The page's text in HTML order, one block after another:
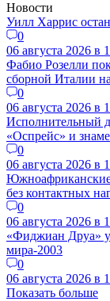
Новости
Уилл Харрис
0
06 августа 2026 в
Фабио Розелли
сборной Италии
0
06 августа 2026 в
Исполнительный
«Оспрейс» и
0
06 августа 2026 в
Южноафриканские
без контактных
0
06 августа 2026 в
«Фиджиан Друа»
мира-2003
0
06 августа 2026 в
Показать больше